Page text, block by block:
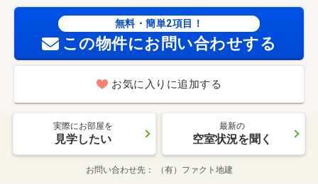
無料・簡単2項目！
この物件にお問い合わせする
お気に入りに追加する
実際にお部屋を
見学したい
最新の
空室状況を聞く
お問い合わせ先 （有）ファクト地建